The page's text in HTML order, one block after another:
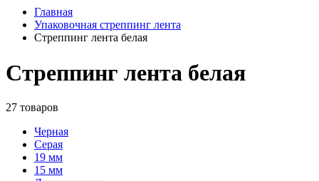
Главная
Упаковочная стреппинг лента
Стреппинг лента белая
Стреппинг лента белая
27 товаров
Черная
Серая
19 мм
15 мм